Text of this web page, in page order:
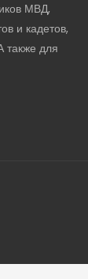
МВД,
и кадетов,
также для